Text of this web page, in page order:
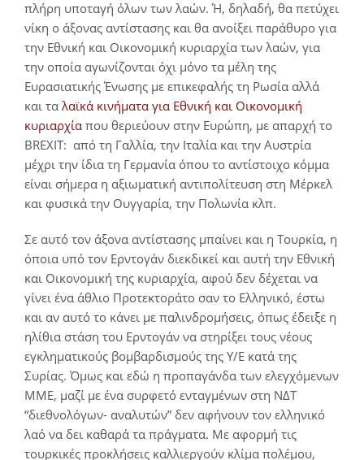
πλήρη υποταγή όλων των λαών. Ή, δηλαδή, θα πετύχει
νίκη ο άξονας αντίστασης και θα ανοίξει παράθυρο για
την Εθνική και Οικονομική κυριαρχία των λαών, για
την οποία αγωνίζονται όχι μόνο τα μέλη της
Ευρασιατικής Ένωσης με επικεφαλής τη Ρωσία αλλά
και τα λαϊκά κινήματα για Εθνική και Οικονομική
κυριαρχία που θεριεύουν στην Ευρώπη, με απαρχή το
BREXIT: από τη Γαλλία, την Ιταλία και την Αυστρία
μέχρι την ίδια τη Γερμανία όπου το αντίστοιχο κόμμα
είναι σήμερα η αξιωματική αντιπολίτευση στη Μέρκελ
και φυσικά την Ουγγαρία, την Πολωνία κλπ.
Σε αυτό τον άξονα αντίστασης μπαίνει και η Τουρκία, η
όποια υπό τον Ερντογάν διεκδικεί και αυτή την Εθνική
και Οικονομική της κυριαρχία, αφού δεν δέχεται να
γίνει ένα άθλιο Προτεκτοράτο σαν το Ελληνικό, έστω
και αν αυτό το κάνει με παλινδρομήσεις, όπως έδειξε η
ηλίθια στάση του Ερντογάν να στηρίξει τους νέους
εγκληματικούς βομβαρδισμούς της Υ/Ε κατά της
Συρίας. Όμως και εδώ η προπαγάνδα των ελεγχόμενων
ΜΜΕ, μαζί με ένα συρφετό ενταγμένων στη ΝΔΤ
“διεθνολόγων- αναλυτών” δεν αφήνουν τον ελληνικό
λαό να δει καθαρά τα πράγματα. Με αφορμή τις
τουρκικές προκλήσεις καλλιεργούν κλίμα πολέμου,